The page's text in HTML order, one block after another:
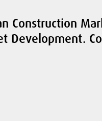
Construction
Development.